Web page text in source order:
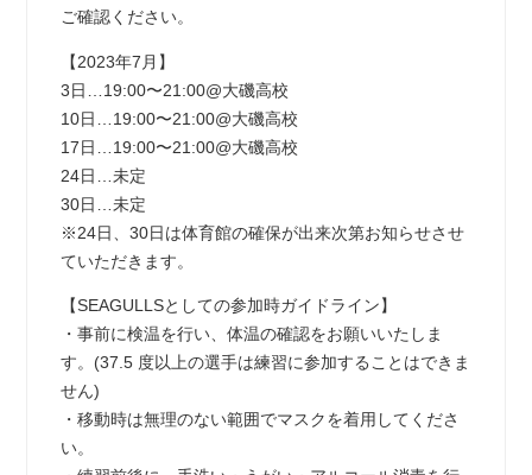
ご確認ください。
【2023年7月】
3日…19:00〜21:00@大磯高校
10日…19:00〜21:00@大磯高校
17日…19:00〜21:00@大磯高校
24日…未定
30日…未定
※24日、30日は体育館の確保が出来次第お知らせさせ
ていただきます。
【SEAGULLSとしての参加時ガイドライン】
・事前に検温を行い、体温の確認をお願いいたしま
す。(37.5 度以上の選手は練習に参加することはできま
せん)
・移動時は無理のない範囲でマスクを着用してくださ
い。